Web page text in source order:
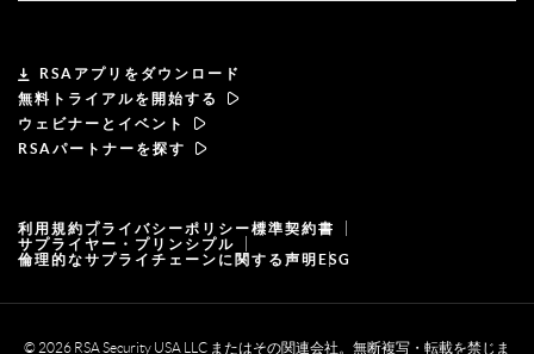
リーダーシップ
ニュース& プレス
採用情報
RSAアプリをダウンロード
無料トライアルを開始する
ウェビナーとイベント
RSAパートナーを探す
利用規約 プライバシーポリシー標準契約書
サプライヤー・プリンシプル
倫理的なサプライチェーンに関する声明 ESG
© 2026 RSA Security USA LLC またはその関連会社。無断複写・転載を禁じま